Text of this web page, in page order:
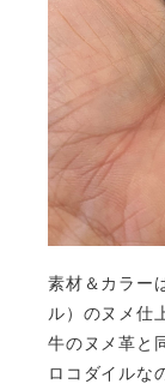
素材＆カラー
ル）のヌメ仕
牛のヌメ革と
ロコダイルな